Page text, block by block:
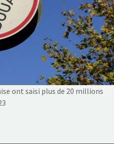
ont saisi plus de 20 millions